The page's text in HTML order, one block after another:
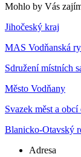
Mohlo by Vás
Jihočeský kraj
MAS Vodňanská
Sdružení místních
Město Vodňany
Svazek měst a
Blanicko-Otavský
Adresa